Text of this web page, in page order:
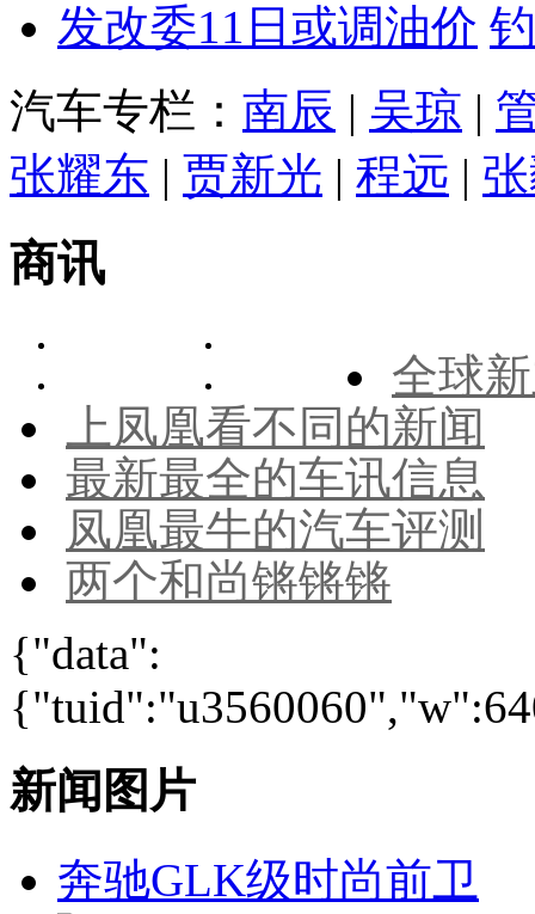
发改委11日或调油价
汽车专栏： 南辰 | 吴琼 |
张耀东 | 贾新光 | 程远 |
商讯
全球
上凤凰看不同的新闻
最新最全的车讯信息
凤凰最牛的汽车评测
两个和尚锵锵锵
{"data":
新闻图片
奔驰GLK级时尚前卫